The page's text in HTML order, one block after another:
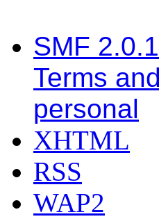
SMF
Terms
personal
XHTML
RSS
WAP2